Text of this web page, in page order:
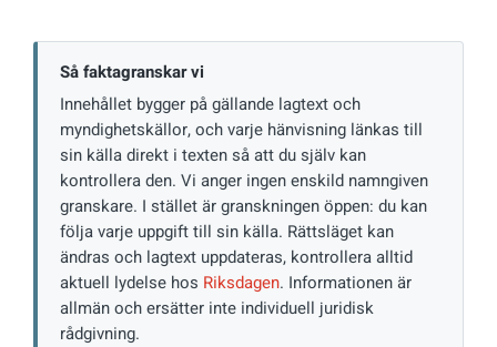
Så faktagranskar vi
Innehållet bygger på gällande lagtext och
myndighetskällor, och varje hänvisning länkas till
sin källa direkt i texten så att du själv kan
kontrollera den. Vi anger ingen enskild namngiven
granskare. I stället är granskningen öppen: du kan
följa varje uppgift till sin källa. Rättsläget kan
ändras och lagtext uppdateras, kontrollera alltid
aktuell lydelse hos Riksdagen. Informationen är
allmän och ersätter inte individuell juridisk
rådgivning.